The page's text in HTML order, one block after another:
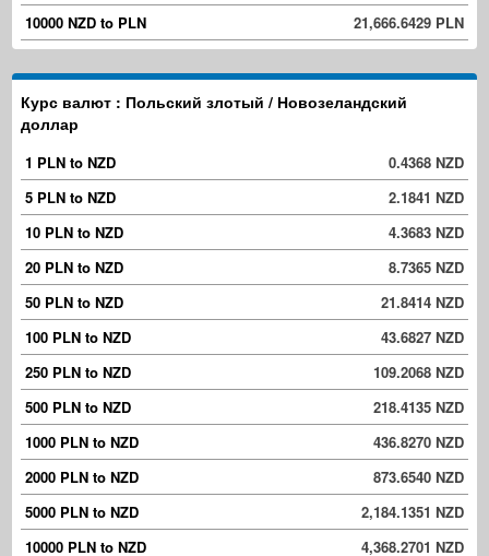
10000 NZD to PLN
21,666.6429 PLN
Курс валют : Польский злотый / Новозеландский
доллар
1 PLN to NZD
0.4368 NZD
5 PLN to NZD
2.1841 NZD
10 PLN to NZD
4.3683 NZD
20 PLN to NZD
8.7365 NZD
50 PLN to NZD
21.8414 NZD
100 PLN to NZD
43.6827 NZD
250 PLN to NZD
109.2068 NZD
500 PLN to NZD
218.4135 NZD
1000 PLN to NZD
436.8270 NZD
2000 PLN to NZD
873.6540 NZD
5000 PLN to NZD
2,184.1351 NZD
10000 PLN to NZD
4,368.2701 NZD